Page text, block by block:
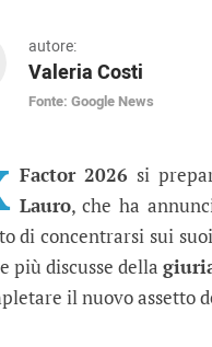
autore:
Valeria Costi
Fonte: Google News
2026,
l’addio di Achille
Factor 2026 si
Lauro, che ha
di concentrarsi sui suoi
più discusse della
il nuovo assetto